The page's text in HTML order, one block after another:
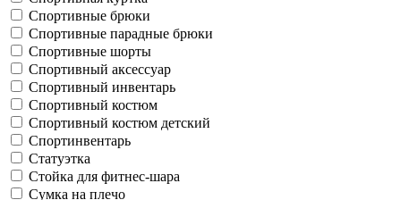
Спортивные брюки
Спортивные парадные брюки
Спортивные шорты
Спортивный аксессуар
Спортивный инвентарь
Спортивный костюм
Спортивный костюм детский
Спортинвентарь
Статуэтка
Стойка для фитнес-шара
Сумка на плечо